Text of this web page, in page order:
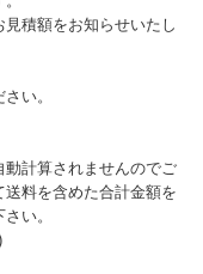
積額をお知らせいたし
い。
計算されませんのでご
料を含めた合計金額を
い。